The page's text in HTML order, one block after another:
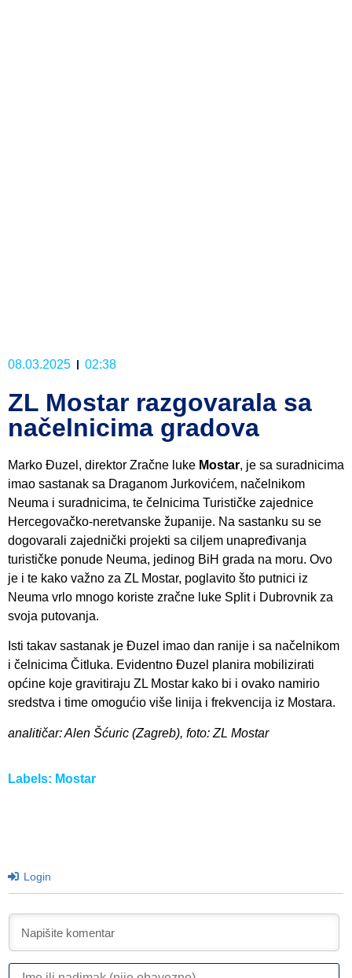
08.03.2025 02:38
ZL Mostar razgovarala sa
načelnicima gradova
Marko Đuzel, direktor Zračne luke Mostar, je sa suradnicima
imao sastanak sa Draganom Jurkovićem, načelnikom
Neuma i suradnicima, te čelnicima Turističke zajednice
Hercegovačko-neretvanske županije. Na sastanku su se
dogovarali zajednički projekti sa ciljem unapređivanja
turističke ponude Neuma, jedinog BiH grada na moru. Ovo
je i te kako važno za ZL Mostar, poglavito što putnici iz
Neuma vrlo mnogo koriste zračne luke Split i Dubrovnik za
svoja putovanja.
Isti takav sastanak je Đuzel imao dan ranije i sa načelnikom
i čelnicima Čitluka. Evidentno Đuzel planira mobilizirati
općine koje gravitiraju ZL Mostar kako bi i ovako namirio
sredstva i time omogućio više linija i frekvencija iz Mostara.
analitičar: Alen Šćuric (Zagreb), foto: ZL Mostar
Labels: Mostar
Login